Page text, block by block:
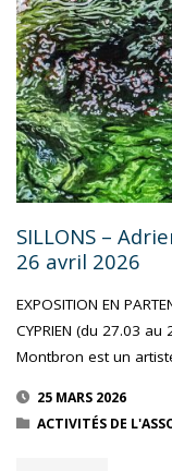
PUEL,
DESSINS"
SILLONS –
26 avril 2026
EXPOSITION EN
CYPRIEN (du 27.03
Montbron est un
25 MARS 2026
ACTIVITÉS DE